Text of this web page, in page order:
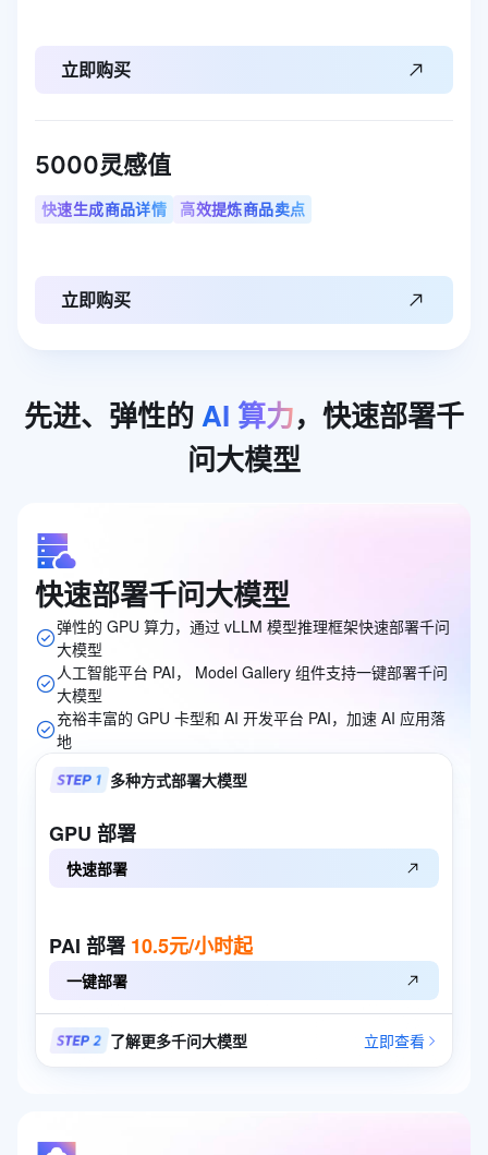
立即购买
5000灵感值
快速生成商品详情 高效提炼商品卖点
立即购买
先进、弹性的AI 算力，快速部署千
问大模型
快速部署千问大模型
弹性的 GPU 算力，通过 vLLM 模型推理框架快速部署千问
大模型
人工智能平台 PAI， Model Gallery 组件支持一键部署千问
大模型
充裕丰富的 GPU 卡型和 AI 开发平台 PAI，加速 AI 应用落
地
多种方式部署大模型
GPU 部署
快速部署
PAI 部署 10.5元/小时起
一键部署
了解更多千问大模型 立即查看